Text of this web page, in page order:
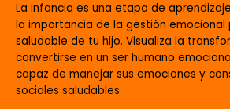
La infancia es una etapa de
la importancia de la gestión emocional
saludable de tu hijo. Visualiza la
convertirse en un ser humano
capaz de manejar sus emociones y
sociales saludables.